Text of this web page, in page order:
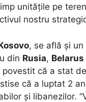
unitățile pe
nostru
, se află și
din Rusia, Belarus
povestit că a stat
că a luptat 2
și libanezilor.